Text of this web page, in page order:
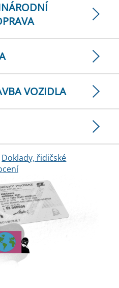
VOZIDLA
Doklady, řidičské